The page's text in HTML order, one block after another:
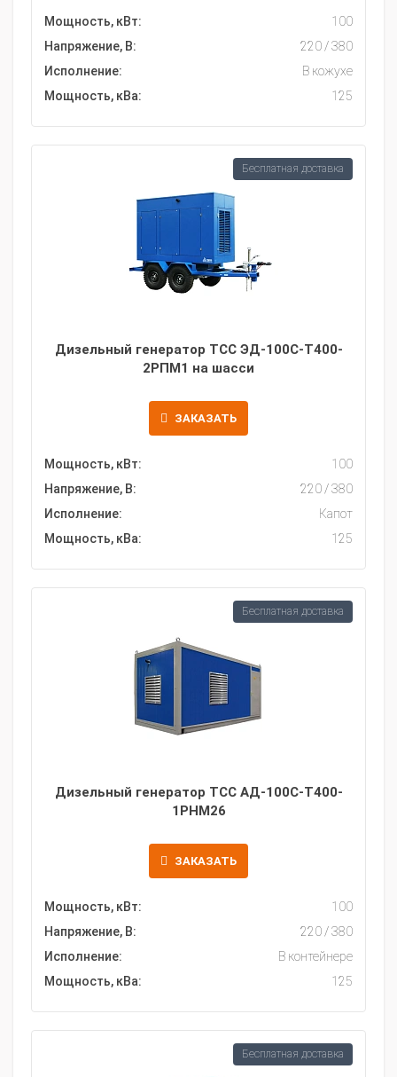
Мощность, кВт:
100
Напряжение, В:
220 / 380
Исполнение:
В кожухе
Мощность, кВа:
125
Дизельный генератор ТСС ЭД-100С-Т400-
2РПМ1 на шасси
ЗАКАЗАТЬ
Мощность, кВт:
100
Напряжение, В:
220 / 380
Исполнение:
Капот
Мощность, кВа:
125
Бесплатная доставка
Дизельный генератор ТСС АД-100С-Т400-
1РНМ26
ЗАКАЗАТЬ
Мощность, кВт:
100
Напряжение, В:
220 / 380
Исполнение:
В контейнере
Мощность, кВа:
125
Бесплатная доставка
Бесплатная доставка